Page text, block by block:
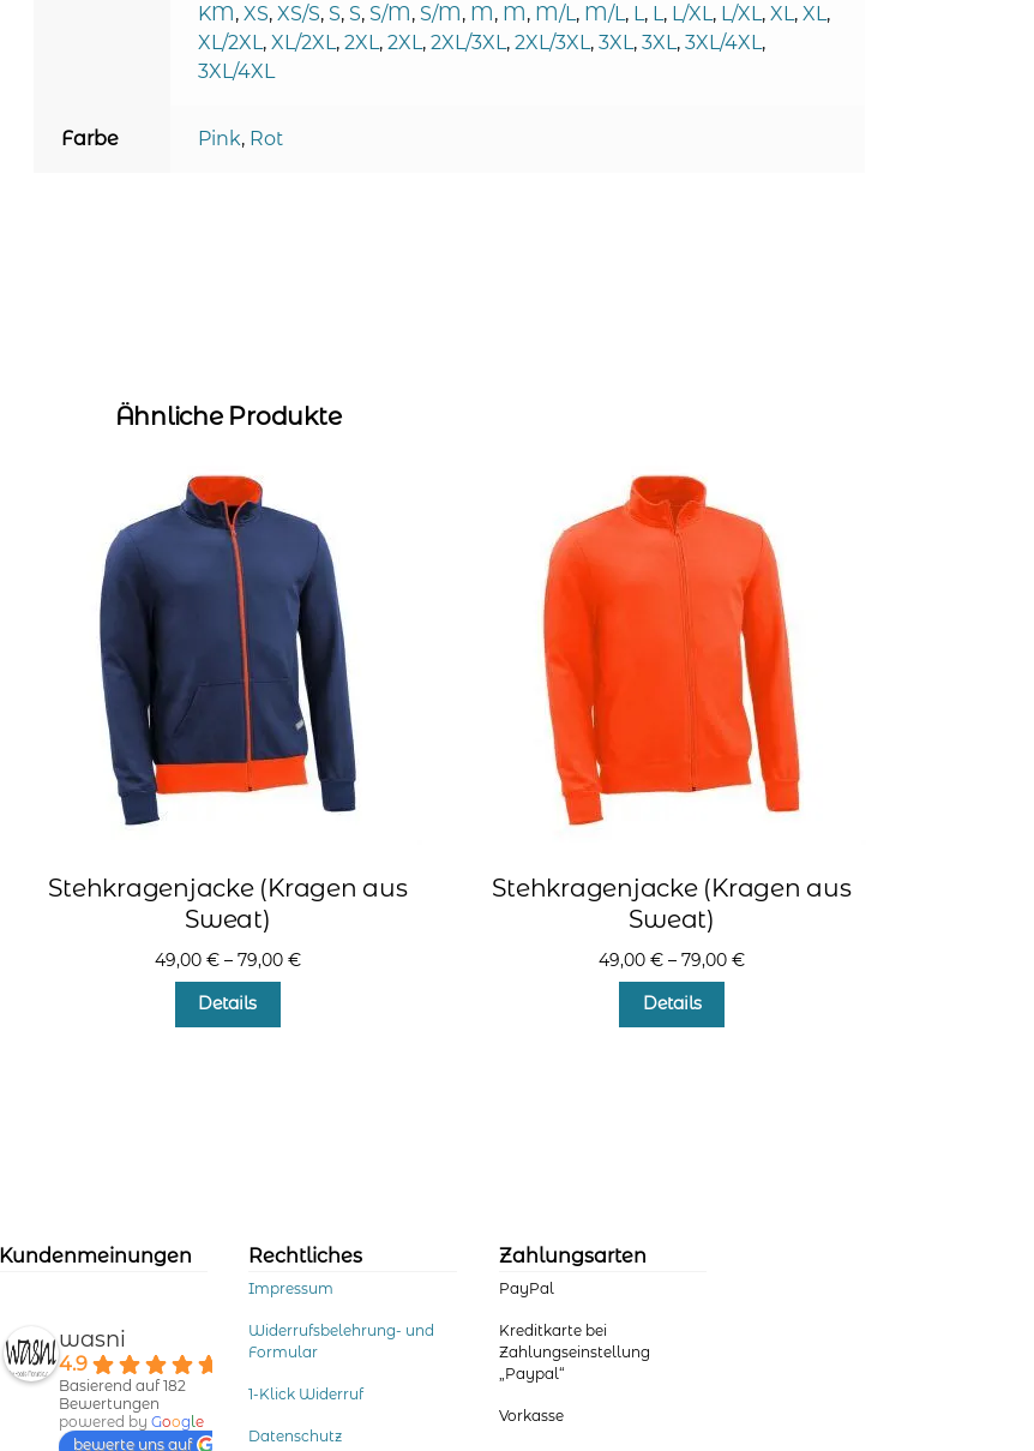
KM, XS, XS/S, S, S, S/M, S/M, M, M, M/L, M/L, L, L, L/XL, L/XL, XL, XL,
XL/2XL, XL/2XL, 2XL, 2XL, 2XL/3XL, 2XL/3XL, 3XL, 3XL, 3XL/4XL,
3XL/4XL
Farbe Pink, Rot
Ähnliche Produkte
Stehkragenjacke (Kragen aus
Sweat)
49,00 €– 79,00 €
Details
der
Produktseite
gewählt
werden
Stehkragenjacke (Kragen aus
Sweat)
49,00€ –79,00€
Details
Kundenmeinungen
wasni
4.9
Basierend auf 182
Bewertungen
powered byGoogle
bewerte uns auf
Rechtliches
Impressum
Widerrufsbelehrung- und
Formular
1-Klick Widerruf
Datenschutz
Zahlungsarten
PayPal
Kreditkarte bei
Zahlungseinstellung
„Paypal“
Vorkasse